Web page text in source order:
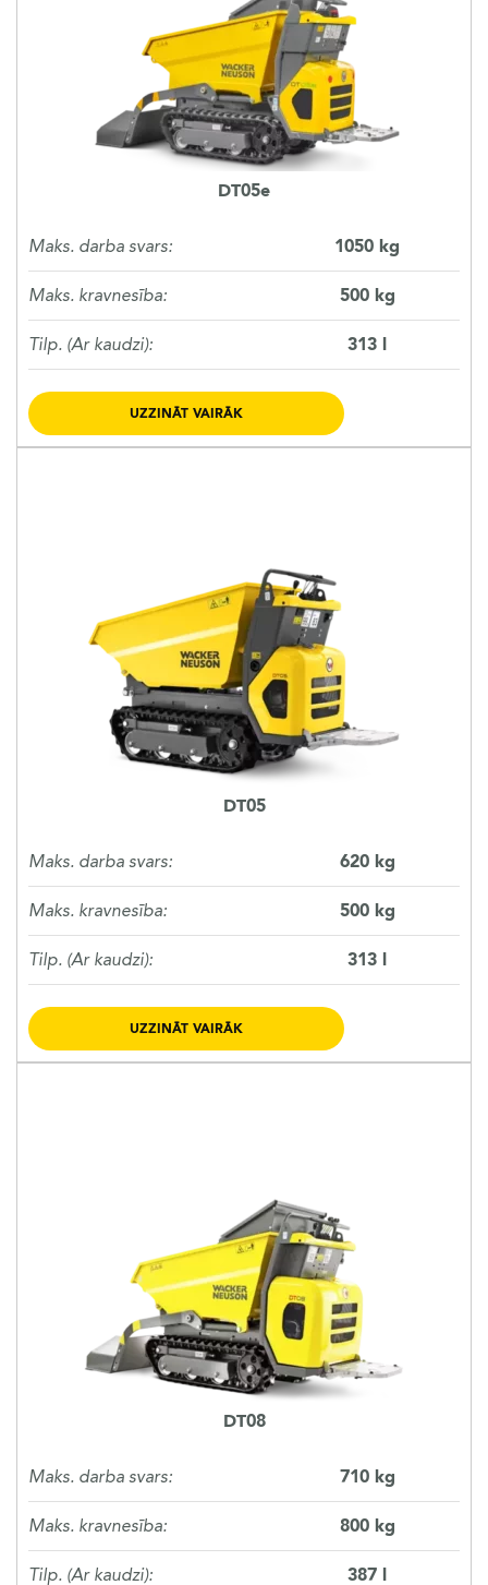
AKSESUĀRI
LIETOTĀ TEHNIKA
KARJERA
DT05e
Maks. darba svars: 1050 kg
Maks. kravnesība: 500 kg
Tilp. (Ar kaudzi): 313 l
UZZINĀT VAIRĀK
DT05
Maks. darba svars: 620 kg
Maks. kravnesība: 500 kg
Tilp. (Ar kaudzi): 313 l
UZZINĀT VAIRĀK
DT08
Maks. darba svars: 710 kg
Maks. kravnesība: 800 kg
Tilp. (Ar kaudzi): 387 l